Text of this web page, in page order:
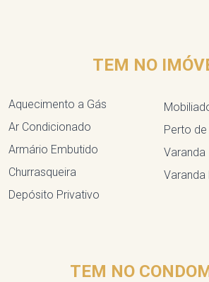
TEM NO
Aquecimento a Gás
Ar Condicionado
Armário Embutido
Churrasqueira
Depósito Privativo
Perto
Varanda
TEM NO